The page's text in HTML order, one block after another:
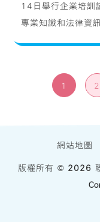
14日舉行企業培訓
專業知識和法律資
1 2
網站地圖
版權所有 © 2026